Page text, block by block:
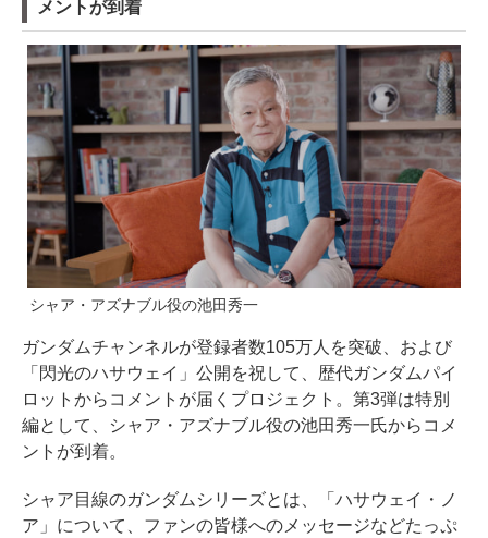
メントが到着
シャア・アズナブル役の池田秀一
ガンダムチャンネルが登録者数105万人を突破、および
「閃光のハサウェイ」公開を祝して、歴代ガンダムパイ
ロットからコメントが届くプロジェクト。第3弾は特別
編として、シャア・アズナブル役の池田秀一氏からコメ
ントが到着。
シャア目線のガンダムシリーズとは、「ハサウェイ・ノ
ア」について、ファンの皆様へのメッセージなどたっぷ